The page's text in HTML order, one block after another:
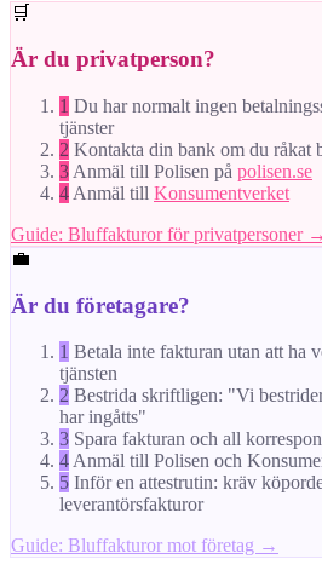
🛒
Är du privatperson?
1 Du har normalt ingen
tjänster
2 Kontakta din bank om du råkat
3 Anmäl till Polisen på polisen.se
4 Anmäl till Konsumentverket
Guide: Bluffakturor för privatpersoner →
💼
Är du företagare?
1 Betala inte fakturan utan att ha
tjänsten
2 Bestrida skriftligen: "Vi
har ingåtts"
3 Spara fakturan och all
4 Anmäl till Polisen och
5 Inför en attestrutin: kräv
leverantörsfakturor
Guide: Bluffakturor mot företag →